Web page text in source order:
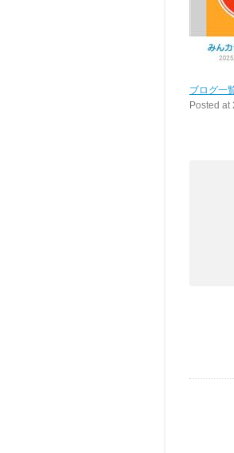
ブログ一
Posted at